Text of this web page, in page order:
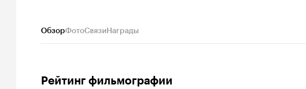
ОбзорФотоСвязиНаграды
Рейтинг фильмографии